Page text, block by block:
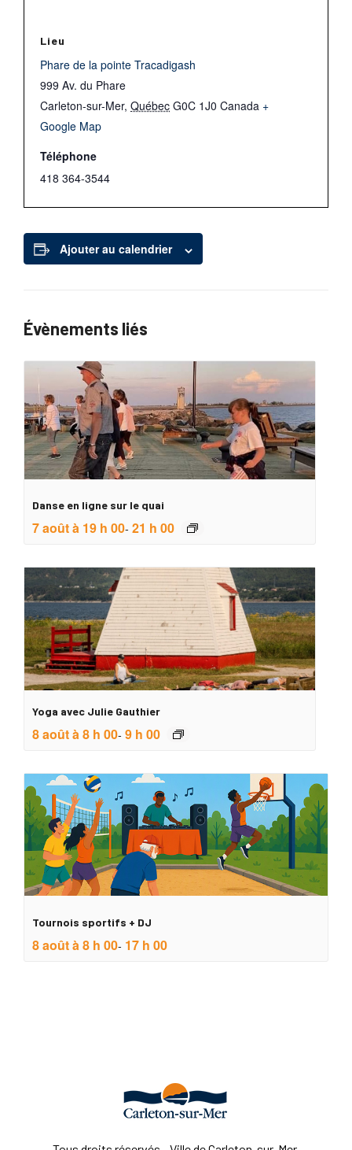
Lieu
Phare de la pointe Tracadigash
999 Av. du Phare
Carleton-sur-Mer, Québec G0C 1J0 Canada +
Google Map
Téléphone
418 364-3544
Ajouter au calendrier
Évènements liés
Danse en ligne sur le quai
7 août à 19 h 00- 21 h 00
Yoga avec Julie Gauthier
8 août à 8 h 00- 9 h 00
Tournois sportifs + DJ
8 août à 8 h 00- 17 h 00